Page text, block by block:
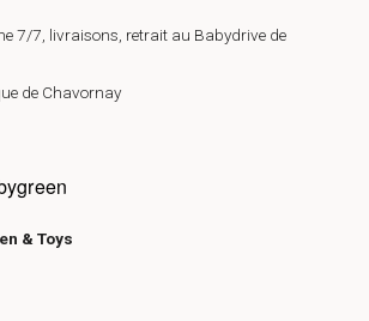
7/7, livraisons, retrait au Babydrive de
de Chavornay
& Toys